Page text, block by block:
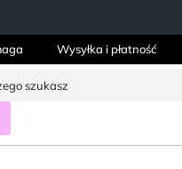
Wysyłka i płatność